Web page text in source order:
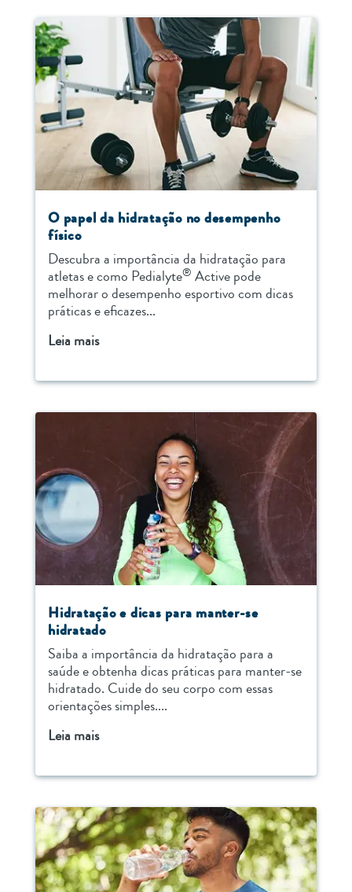
O papel da hidratação no desempenho
físico
Descubra a importância da hidratação para
atletas e como Pedialyte® Active pode
melhorar o desempenho esportivo com dicas
práticas e eficazes...
Leia mais
Hidratação e dicas para manter-se
hidratado
Saiba a importância da hidratação para a
saúde e obtenha dicas práticas para manter-se
hidratado. Cuide do seu corpo com essas
orientações simples....
Leia mais